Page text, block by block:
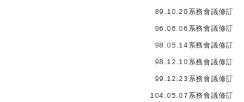
89.10.20系務會議修訂
96.06.06系務會議修訂
98.05.14系務會議修訂
98.12.10系務會議修訂
99.12.23系務會議修訂
104.05.07系務會議修訂